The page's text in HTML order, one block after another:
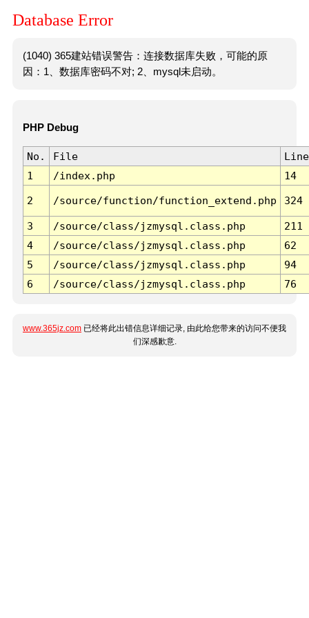
Database Error
(1040) 365建站错误警告：连接数据库失败，可能的原
因：1、数据库密码不对; 2、mysql未启动。
PHP Debug
No. File
Line
1
/index.php 14
2 /source/function/function_extend.php 324
3 /source/class/jzmysql.class.php
211
4
/source/class/jzmysql.class.php
62
5
/source/class/jzmysql.class.php
94
6
/source/class/jzmysql.class.php 76
www.365jz.com 已经将此出错信息详细记录, 由此给您带来的访问不便我
们深感歉意.